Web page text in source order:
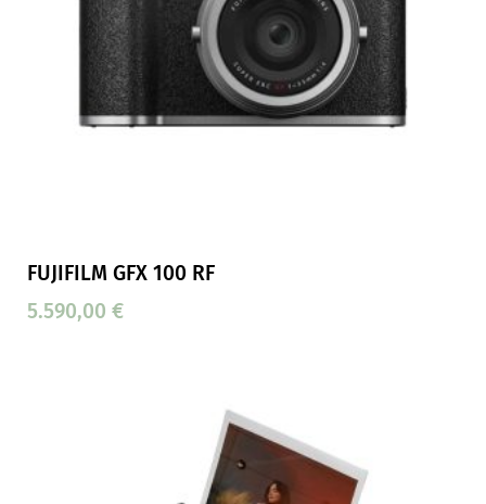
FUJIFILM GFX 100 RF
5.590,00 €